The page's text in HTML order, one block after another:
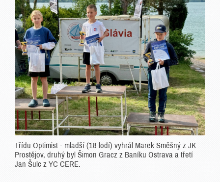
Třídu Optimist - mladší (18 lodí) vyhrál Marek Směšný z JK
Prostějov, druhý byl Šimon Gracz z Baníku Ostrava a třetí
Jan Šulc z YC CERE.